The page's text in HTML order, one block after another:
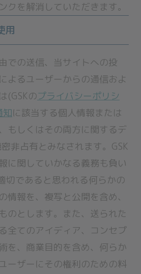
クを解消していただきます。
用
での送信、当サイトへの投
よるユーザーからの通信およ
(GSKのプライバシーポリシ
知に該当する個人情報または
もしくはその両方に関するデ
非占有とみなされます。GSK
に関していかなる義務も負い
切であると思われる何らかの
情報を、複写と公開を含め、
のとします。また、送られた
全てのアイディア、コンセプ
を、商業目的を含め、何らか
ーザーにその権利のための料